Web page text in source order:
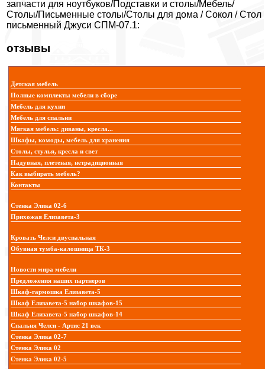
запчасти для ноутбуков/Подставки и столы/Мебель/
Столы/Письменные столы/Столы для дома / Сокол / Стол
письменный Джуси СПМ-07.1:
отзывы
Детская мебель
Полные комплекты мебели в сборе
Мебель для кухни
Мебель для спальни
Мягкая мебель: диваны, кресла...
Шкафы, комоды, мебель для хранения
Столы, стулья, кресла и свет
Надувная, плетеная, нетрадиционная
Как выбирать мебель?
Контакты
Стенка Элика 02-6
Прихожая Елизавета-3
Кровать Челси двуспальная
Обувная тумба-калошница ТК-3
Новости мира мебели
Предложения наших партнеров
Шкаф-гармошка Елизавета-5
Шкаф Елизавета-5 набор шкафов-15
Шкаф Елизавета-5 набор шкафов-14
Спальня Челси - Артис 21 век
Стенка Элика 02-7
Стенка Элика 02
Стенка Элика 02-5